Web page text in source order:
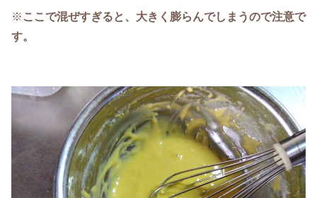
※ ここで混ぜすぎると、大きく膨らんでしまうので注意で
す。